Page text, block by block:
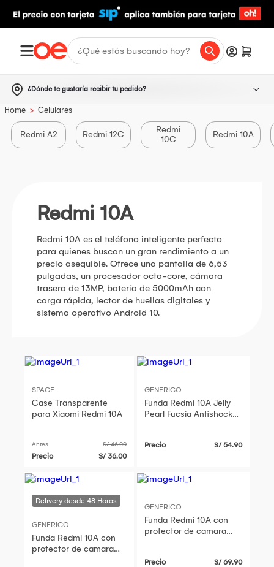
¿Dónde te gustaría recibir tu pedido?
Home > Celulares
Redmi A2 Redmi 12C
Redmi
10C
Redmi 10A
Redmi 10A
Redmi 10A es el teléfono inteligente perfecto
para quienes buscan un gran rendimiento a un
precio asequible. Ofrece una pantalla de 6,53
pulgadas, un procesador octa-core, cámara
trasera de 13MP, batería de 5000mAh con
carga rápida, lector de huellas digitales y
sistema operativo Android 10.
SPACE
Case Transparente
para Xiaomi Redmi 10A
Antes S/ 46.00
Precio S/ 36.00
GENERICO
Funda Redmi 10A Jelly
Pearl Fucsia Antishock
Precio S/ 54.90
GENERICO
Funda Redmi 10A con
protector de camara
GENERICO
Funda Redmi 10A con
protector de camara
Precio S/ 69.90